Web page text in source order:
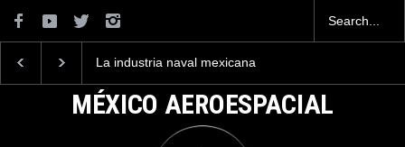
La industria naval mexicana
la Armada de México
mexicanos cuesta 2.9
millones de dólares
MÉXICO AEROESPACIAL